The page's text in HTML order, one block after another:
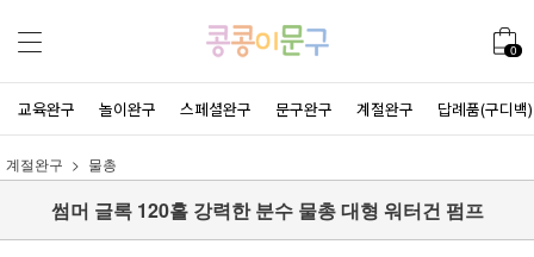
0
교육완구 놀이완구 스페셜완구 문구완구 계절완구 답례품(구디백)
계절완구 물총
썸머 글록 120홀 강력한 분수 물총 대형 워터건 펌프